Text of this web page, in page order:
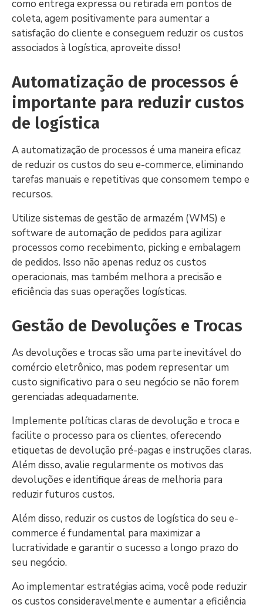
como entrega expressa ou retirada em pontos de
coleta, agem positivamente para aumentar a
satisfação do cliente e conseguem reduzir os custos
associados à logística, aproveite disso!
Automatização de processos é
importante para reduzir custos
de logística
A automatização de processos é uma maneira eficaz
de reduzir os custos do seu e-commerce, eliminando
tarefas manuais e repetitivas que consomem tempo e
recursos.
Utilize sistemas de gestão de armazém (WMS) e
software de automação de pedidos para agilizar
processos como recebimento, picking e embalagem
de pedidos. Isso não apenas reduz os custos
operacionais, mas também melhora a precisão e
eficiência das suas operações logísticas.
Gestão de Devoluções e Trocas
As devoluções e trocas são uma parte inevitável do
comércio eletrônico, mas podem representar um
custo significativo para o seu negócio se não forem
gerenciadas adequadamente.
Implemente políticas claras de devolução e troca e
facilite o processo para os clientes, oferecendo
etiquetas de devolução pré-pagas e instruções claras.
Além disso, avalie regularmente os motivos das
devoluções e identifique áreas de melhoria para
reduzir futuros custos.
Além disso, reduzir os custos de logística do seu e-
commerce é fundamental para maximizar a
lucratividade e garantir o sucesso a longo prazo do
seu negócio.
Ao implementar estratégias acima, você pode reduzir
os custos consideravelmente e aumentar a eficiência